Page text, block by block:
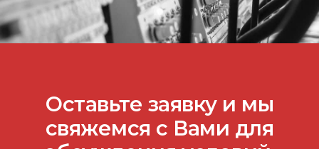
Оставьте заявку и мы
свяжемся с Вами для